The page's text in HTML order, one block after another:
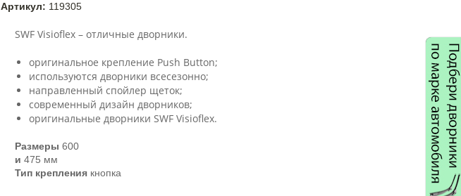
Артикул: 119305
SWF Visioflex – отличные дворники.
оригинальное крепление Push Button;
используются дворники всесезонно;
направленный спойлер щеток;
современный дизайн дворников;
оригинальные дворники SWF Visioflex.
Размеры 600
и 475 мм
Тип крепления кнопка